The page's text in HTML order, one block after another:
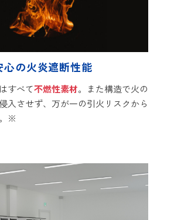
心の火炎遮断性能
すべて不燃性素材。また構造で火の
入させず、万が一の引火リスクから
※